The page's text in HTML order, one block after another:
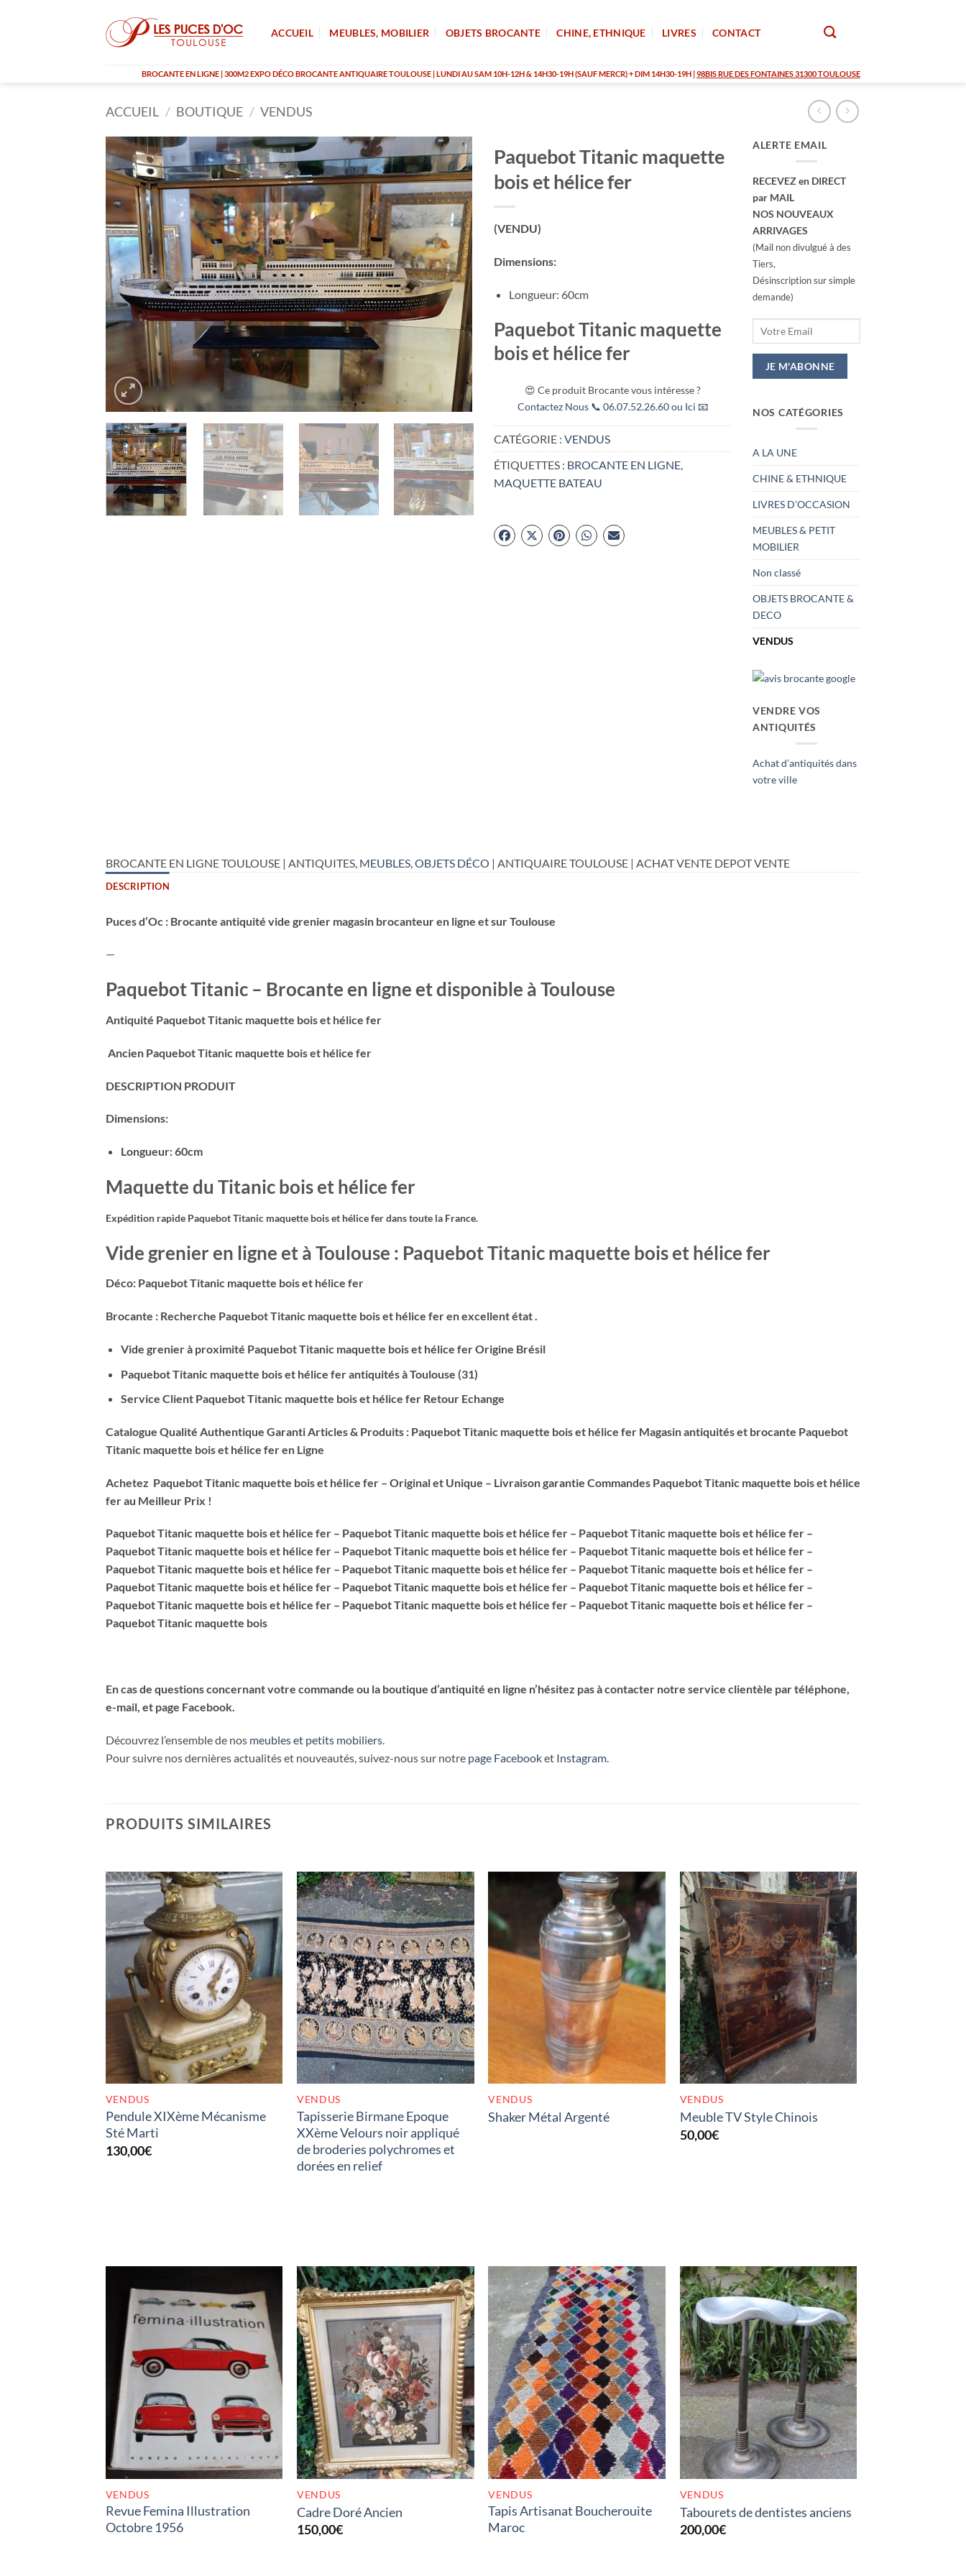
ACCUEIL MEUBLES, MOBILIER OBJETS BROCANTE CHINE, ETHNIQUE LIVRES CONTACT
BROCANTE EN LIGNE | 300M2 EXPO DÉCO BROCANTE ANTIQUAIRE TOULOUSE | LUNDI AU SAM 10H-12H & 14H30-19H (SAUF MERCR) + DIM 14H30-19H |98BIS RUE DES FONTAINES 31300 TOULOUSE
ACCUEIL / BOUTIQUE / VENDUS
Paquebot Titanic maquette
bois et hélice fer
(VENDU)
Dimensions:
Longueur: 60cm
Paquebot Titanic maquette
bois et hélice fer
😍 Ce produit Brocante vous intéresse ?
Contactez Nous 📞 06.07.52.26.60 ou Ici 📧
CATÉGORIE : VENDUS
ÉTIQUETTES : BROCANTE EN LIGNE,
MAQUETTE BATEAU
ALERTE EMAIL
RECEVEZ en DIRECT
par MAIL
NOS NOUVEAUX
ARRIVAGES
(Mail non divulgué à des
Tiers,
Désinscription sur simple
demande)
NOS CATÉGORIES
A LA UNE
CHINE & ETHNIQUE
LIVRES D’OCCASION
MEUBLES & PETIT
MOBILIER
Non classé
OBJETS BROCANTE &
DECO
VENDUS
VENDRE VOS
ANTIQUITÉS
Achat d’antiquités dans
votre ville
BROCANTE EN LIGNE TOULOUSE | ANTIQUITES, MEUBLES OBJETS DÉCO | ANTIQUAIRE TOULOUSE | ACHAT VENTE DEPOT VENTE
DESCRIPTION
Puces d’Oc : Brocante antiquité vide grenier magasin brocanteur en ligne et sur Toulouse
—
Paquebot Titanic – Brocante en ligne et disponible à Toulouse
Antiquité Paquebot Titanic maquette bois et hélice fer
Ancien Paquebot Titanic maquette bois et hélice fer
DESCRIPTION PRODUIT
Dimensions:
Longueur: 60cm
Maquette du Titanic bois et hélice fer
Expédition rapide Paquebot Titanic maquette bois et hélice ferdans toute la France.
Vide grenier en ligne et à Toulouse : Paquebot Titanic maquette bois et hélice fer
Déco: Paquebot Titanic maquette bois et hélice fer
Brocante : Recherche Paquebot Titanic maquette bois et hélice feren excellent état .
Vide grenier à proximité Paquebot Titanic maquette bois et hélice ferOrigine Brésil
Paquebot Titanic maquette bois et hélice fer antiquités à Toulouse (31)
Service Client Paquebot Titanic maquette bois et hélice fer Retour Echange
Catalogue Qualité Authentique Garanti Articles & Produits : Paquebot Titanic maquette bois et hélice fer Magasin antiquités et brocante Paquebot
Titanic maquette bois et hélice feren Ligne
Achetez Paquebot Titanic maquette bois et hélice fer – Original et Unique – Livraison garantie Commandes Paquebot Titanic maquette bois et hélice
ferau Meilleur Prix !
Paquebot Titanic maquette bois et hélice fer – Paquebot Titanic maquette bois et hélice fer – Paquebot Titanic maquette bois et hélice fer –
Paquebot Titanic maquette bois et hélice fer – Paquebot Titanic maquette bois et hélice fer – Paquebot Titanic maquette bois et hélice fer –
Paquebot Titanic maquette bois et hélice fer – Paquebot Titanic maquette bois et hélice fer – Paquebot Titanic maquette bois et hélice fer –
Paquebot Titanic maquette bois et hélice fer – Paquebot Titanic maquette bois et hélice fer – Paquebot Titanic maquette bois et hélice fer –
Paquebot Titanic maquette bois et hélice fer – Paquebot Titanic maquette bois et hélice fer – Paquebot Titanic maquette bois et hélice fer –
Paquebot Titanic maquette bois
En cas de questions concernant votre commande ou la boutique d’antiquité en ligne n’hésitez pas à contacter notre service clientèle par téléphone,
e-mail, et page Facebook.
Découvrez l’ensemble de nos meubles et petits mobiliers.
Pour suivre nos dernières actualités et nouveautés, suivez-nous sur notre page Facebooket Instagram.
PRODUITS SIMILAIRES
RUPTURE DE STOCK
VENDUS
Pendule XIXème Mécanisme
Sté Marti
130,00€
RUPTURE DE STOCK
VENDUS
Tapisserie Birmane Epoque
XXème Velours noir appliqué
de broderies polychromes et
dorées en relief
RUPTURE DE STOCK
VENDUS
Shaker Métal Argenté
RUPTURE DE STOCK
VENDUS
Meuble TV Style Chinois
50,00€
RUPTURE DE STOCK
VENDUS
Revue Femina Illustration
Octobre 1956
RUPTURE DE STOCK
VENDUS
Cadre Doré Ancien
150,00€
RUPTURE DE STOCK
VENDUS
Tapis Artisanat Boucherouite
Maroc
RUPTURE DE STOCK
VENDUS
Tabourets de dentistes anciens
200,00€